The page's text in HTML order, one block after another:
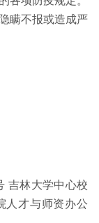
瞒不报或造成严
吉林大学中心校
人才与师资办公